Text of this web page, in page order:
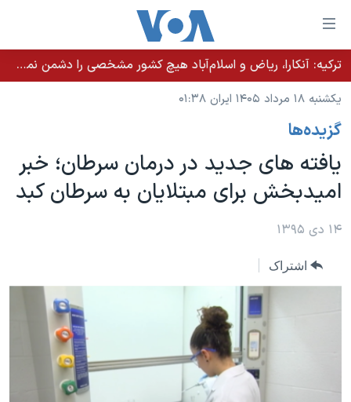
لینکهای
قابل
دسترسی
جهش
محتوای
اصلی
جهش
به
صفحه
جهش
به
خانه
نسخه سبک وب‌سایت
موضوع ها
ایران
آمریکا
جهان
فرهنگ و زندگی
برنامه های تلویزیونی
جدول برنامه ها
صفحه‌های ویژه
بایگانی برنامه‌های تلویزیونی
انتخابات ریاست جمهوری آمریکا ۲۰۲۴
فرکانس‌های صدای آمریکا
پخش رادیویی
یادگیری زبان انگلیسی
ترکیه: آنکارا، ریاض و اسلام‌آباد هیچ کشور مشخصی را دشمن نمی‌دانند مگر اینکه آن کشور اقدام خصمانه‌ای انجام دهد
یکشنبه ۱۸ مرداد ۱۴۰۵ ایران ۰۱:۳۸
گزيده‌ها
یافته های جدید در درمان سرطان؛ خبر
امیدبخش برای مبتلایان به سرطان کبد
۱۴ دی ۱۳۹۵
اشتراک